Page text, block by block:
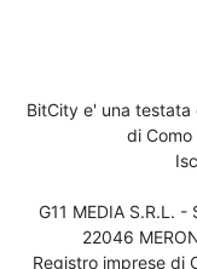
BitCity e' una
di
G11 MEDIA S.R.L.
22046
Registro imprese di